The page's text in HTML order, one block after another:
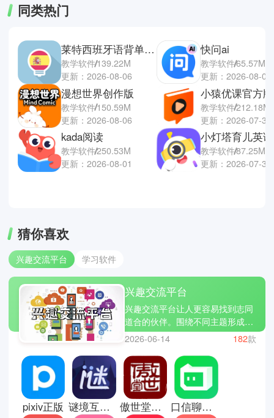
同类热门
莱特西班牙语背单词手机端
教学软件139.22M
更新：2026-08-06
漫想世界创作版
教学软件150.59M
更新：2026-08-06
kada阅读
教学软件250.53M
更新：2026-08-01
快问ai
教学软件65.57M
更新：2026-08-01
小猿优课官方版
教学软件212.18M
更新：2026-07-30
教学软件87.25M
更新：2026-07-30
猜你喜欢
兴趣交流平台 学习软件
兴趣交流平台
兴趣交流平台让人更容易找到志同
道合的伙伴。围绕不同主题形成圈
子，用户可以分享见解、展示作品
或参与讨论。互动方式多样，让表
达更加自由。通过不断交流，也能
拓展视野与认知。这里不仅是信息
汇聚地，更是兴趣延伸与成长的空
间。这里有些兴趣交流平台推荐；
百度贴吧，最右和pixiv。
2026-06-14 182款
pixiv正版 谜境互动剧本平台 傲世堂助手安卓版 口信聊天软件